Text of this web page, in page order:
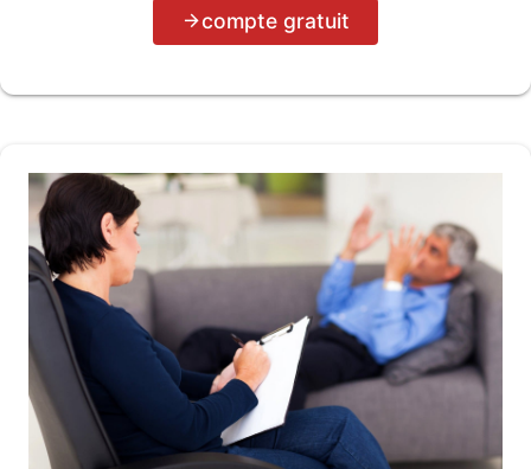
compte gratuit